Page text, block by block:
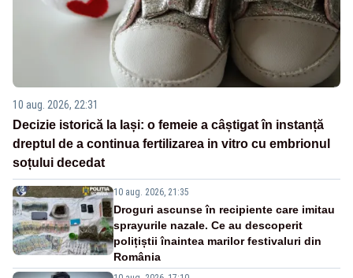
10 aug. 2026, 22:31
Decizie istorică la Iași: o femeie a câștigat în instanță
dreptul de a continua fertilizarea in vitro cu embrionul
soțului decedat
10 aug. 2026, 21:35
Droguri ascunse în recipiente care imitau
sprayurile nazale. Ce au descoperit
polițiștii înaintea marilor festivaluri din
România